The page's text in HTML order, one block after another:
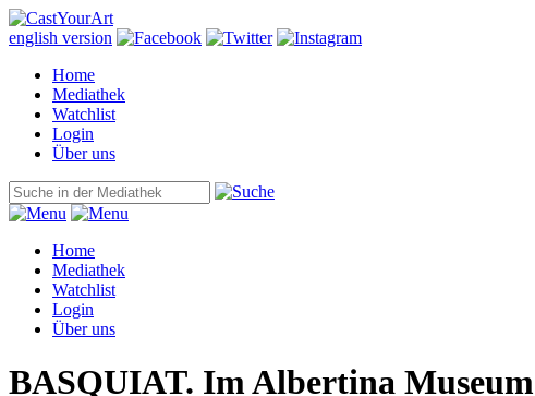
english version
Home
Mediathek
Watchlist
Login
Über uns
Home
Mediathek
Watchlist
Login
Über uns
BASQUIAT. Im Albertina Museum